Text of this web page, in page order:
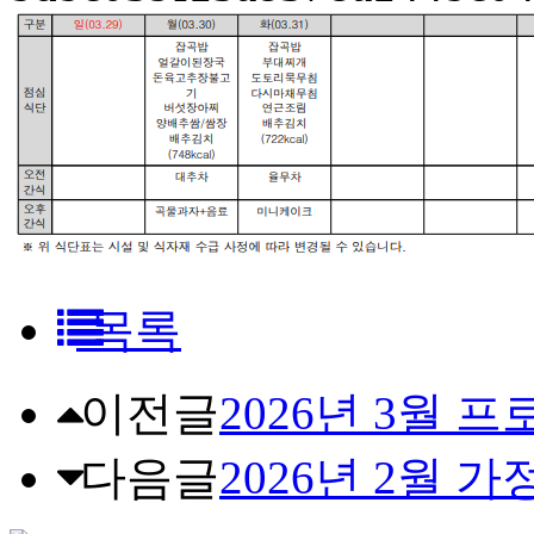
목록
이전글2026년 3월 프
다음글2026년 2월 가